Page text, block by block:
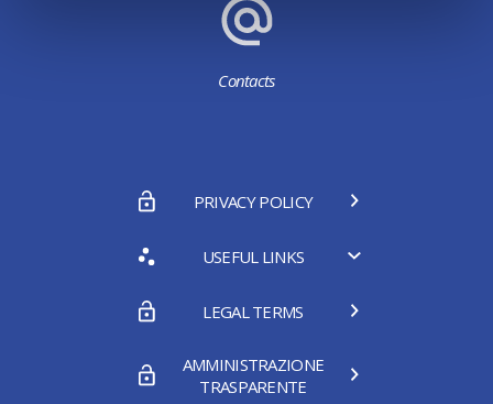
Contacts
PRIVACY POLICY
USEFUL LINKS
LEGAL TERMS
AMMINISTRAZIONE
TRASPARENTE